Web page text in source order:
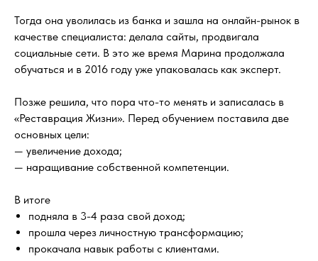
Тогда она уволилась из банка и зашла на онлайн-рынок в
качестве специалиста: делала сайты, продвигала
социальные сети. В это же время Марина продолжала
обучаться и в 2016 году уже упаковалась как эксперт.
Позже решила, что пора что-то менять и записалась в
«Реставрация Жизни». Перед обучением поставила две
основных цели:
— увеличение дохода;
— наращивание собственной компетенции.
В итоге
подняла в 3-4 раза свой доход;
прошла через личностную трансформацию;
прокачала навык работы с клиентами.